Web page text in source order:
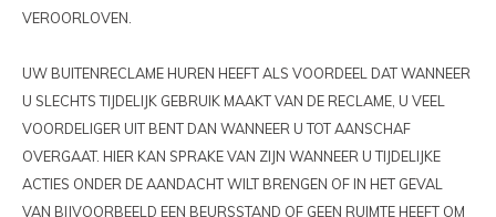
PRESENTATIEBALIES
TEXTIELFRAMES
ZIPPIT TUBEFRAMES
PIXLIP GO LED
PIXLIP GO BEURSSTANDS
SPANDOEKMATERIALEN
SPANELASTIEKEN
STOEPBORDEN
TEXTIELFRAME HUREN
HUREN PIXLIP GO LED
HUREN PIXLIP GO BEURSSTANDS
VEROORLOVEN.
UW BUITENRECLAME HUREN HEEFT ALS VOORDEEL DAT WANNEER
U SLECHTS TIJDELIJK GEBRUIK MAAKT VAN DE RECLAME, U VEEL
VOORDELIGER UIT BENT DAN WANNEER U TOT AANSCHAF
OVERGAAT. HIER KAN SPRAKE VAN ZIJN WANNEER U TIJDELIJKE
ACTIES ONDER DE AANDACHT WILT BRENGEN OF IN HET GEVAL
VAN BIJVOORBEELD EEN BEURSSTAND OF GEEN RUIMTE HEEFT OM